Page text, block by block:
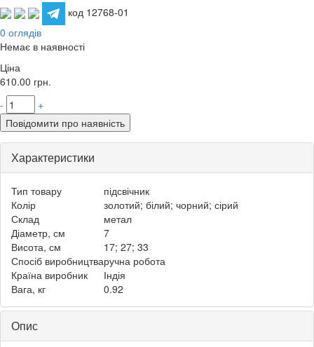
код 12768-01
0 оглядів
Немає в наявності
Ціна
610.00 грн.
-
+
Повідомити про наявність
Характеристики
Тип товару
підсвічник
Колір
золотий; білий; чорний; сірий
Склад
метал
Діаметр, см
7
Висота, см
17; 27; 33
Спосіб виробництваручна робота
Країна виробник
Індія
Вага, кг
0.92
Опис